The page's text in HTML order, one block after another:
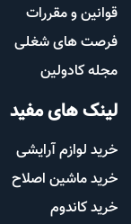
قوانین و مقررات
فرصت های شغلی
مجله کادولین
لینک های مفید
خرید لوازم آرایشی
خرید ماشین اصلاح
خرید کاندوم